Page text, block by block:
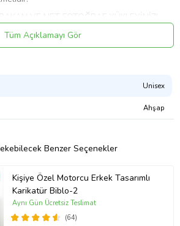
anahtarlığın görüntü kalitesi artmaktadır.
ve kullanılan temaya göre küçük
sıvı temasında bulunulmamalıdır.
5 iş günü içerisinde ücretsiz kargoya verilir.
Tüm Açıklamayı Gör
Unisex
Ahşap
Benzer Seçenekler
Kişiye Özel Motorcu Erkek Tasarımlı
Karikatür Biblo-2
(64)
Aynı Gün Ücretsiz Teslimat